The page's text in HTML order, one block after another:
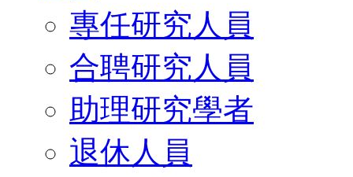
專任研究人員
合聘研究人員
助理研究學者
退休人員